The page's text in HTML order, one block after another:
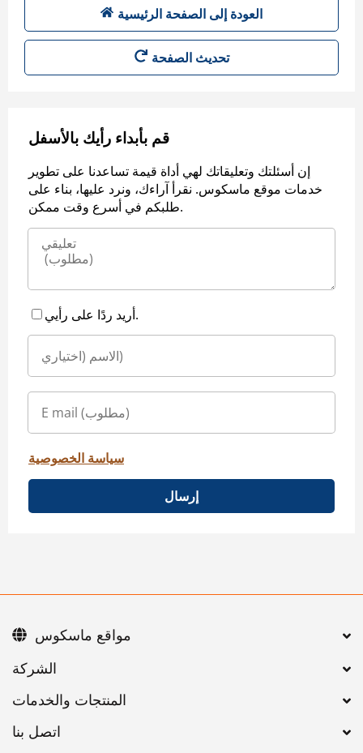
العودة إلى الصفحة الرئيسية
تحديث الصفحة
قم بأبداء رأيك بالأسفل
إن أسئلتك وتعليقاتك لهي أداة قيمة تساعدنا على تطوير
خدمات موقع ماسكوس. نقرأ آراءك، ونرد عليها، بناء على
طلبكم في أسرع وقت ممكن.
أريد ردًا على رأيي.
سياسة الخصوصية
إرسال
اتصل بنا
مواقع ماسكوس